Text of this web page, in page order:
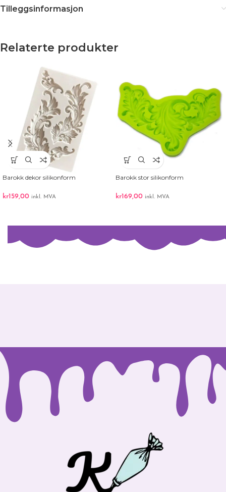
Tilleggsinformasjon
Relaterte produkter
Barokk dekor silikonform
kr159,00 inkl. MVA
Barokk stor silikonform
kr169,00 inkl. MVA